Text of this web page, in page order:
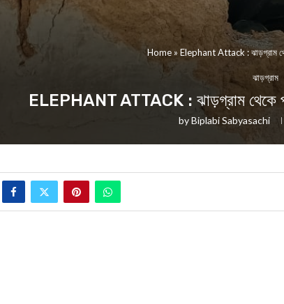
Home» Elephant Attack : ঝাড়গ্রাম থেকে
ঝাড়গ্রাম
ELEPHANT ATTACK : ঝাড়গ্রাম থেকে
byBiplabi Sabyasachi